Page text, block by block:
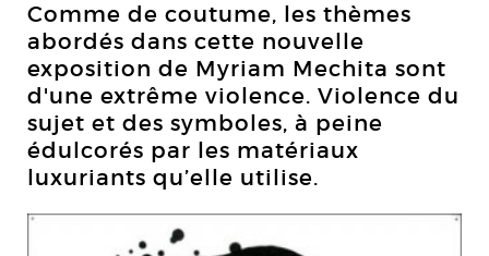
Comme de coutume, les thèmes
abordés dans cette nouvelle
exposition de Myriam Mechita sont
d'une extrême violence. Violence du
sujet et des symboles, à peine
édulcorés par les matériaux
luxuriants qu’elle utilise.